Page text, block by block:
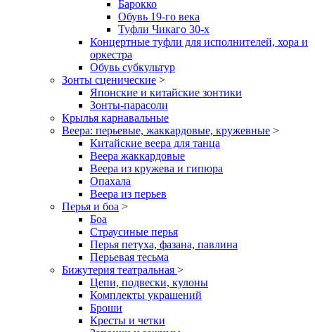
Барокко
Обувь 19-го века
Туфли Чикаго 30-х
Концертные туфли для исполнителей, хора и
оркестра
Обувь субкультур
Зонты сценические >
Японские и китайские зонтики
Зонты-парасоли
Крылья карнавальные
Веера: перьевые, жаккардовые, кружевные >
Китайские веера для танца
Веера жаккардовые
Веера из кружева и гипюра
Опахала
Веера из перьев
Перья и боа >
Боа
Страусиные перья
Перья петуха, фазана, павлина
Перьевая тесьма
Бижутерия театральная >
Цепи, подвески, кулоны
Комплекты украшений
Броши
Кресты и четки